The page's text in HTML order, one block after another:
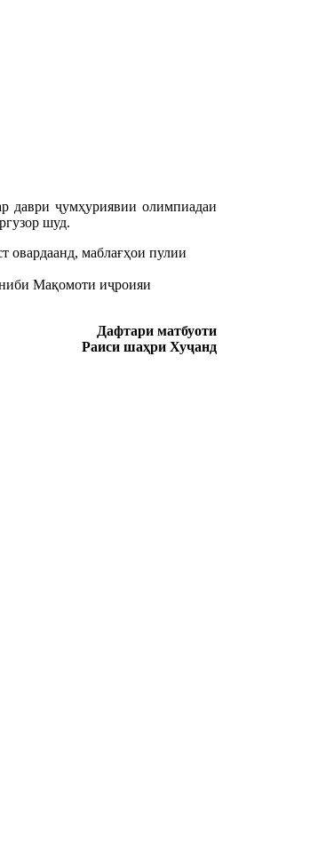
даври ҷумҳуриявии олимпиадаи
шуд.
овардаанд, маблағҳои пулии
Мақомоти иҷроияи
Дафтари матбуоти
Раиси шаҳри Хуҷанд